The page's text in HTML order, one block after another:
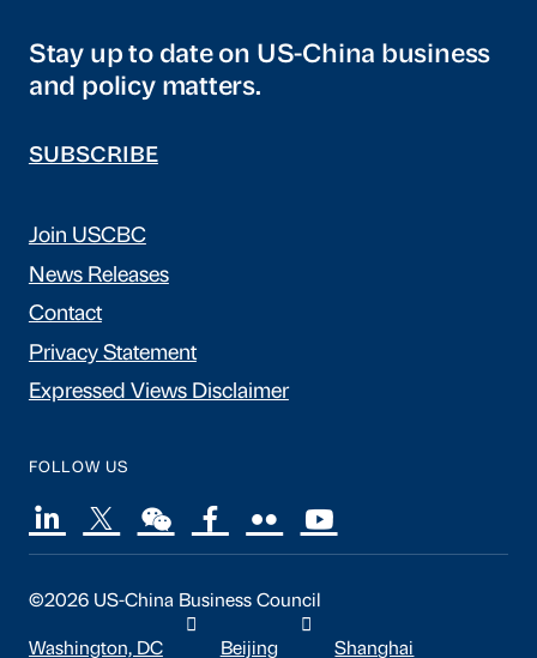
Stay up to date on US-China business
and policy matters.
SUBSCRIBE
Join USCBC
News Releases
Contact
Privacy Statement
Expressed Views Disclaimer
FOLLOW US
©2026 US-China Business Council
Washington, DC Beijing Shanghai